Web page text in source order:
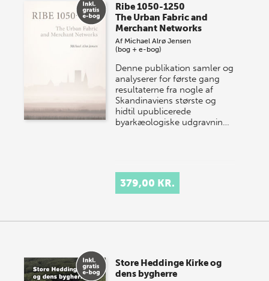
Ribe 1050-1250
The Urban Fabric and
Merchant Networks
Af Michael Alrø Jensen
(bog + e-bog)
Denne publikation samler og
analyserer for første gang
resultaterne fra nogle af
Skandinaviens største og
hidtil upublicerede
byarkæologiske udgravnin…
379,00 KR.
Store Heddinge Kirke og
dens bygherre